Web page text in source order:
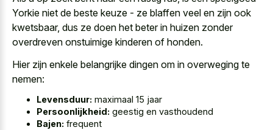
Yorkie niet de beste keuze - ze blaffen veel en zijn ook
kwetsbaar, dus ze doen het beter in huizen zonder
overdreven onstuimige kinderen of honden.
Hier zijn enkele belangrijke dingen om in overweging te
nemen:
Levensduur: maximaal 15 jaar
Persoonlijkheid: geestig en vasthoudend
Bajen: frequent